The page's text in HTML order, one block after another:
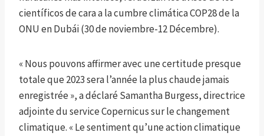
científicos de cara a la cumbre climática COP28 de la
ONU en Dubái (30 de noviembre-12 Décembre).
« Nous pouvons affirmer avec une certitude presque
totale que 2023 sera l’année la plus chaude jamais
enregistrée », a déclaré Samantha Burgess, directrice
adjointe du service Copernicus sur le changement
climatique. « Le sentiment qu’une action climatique